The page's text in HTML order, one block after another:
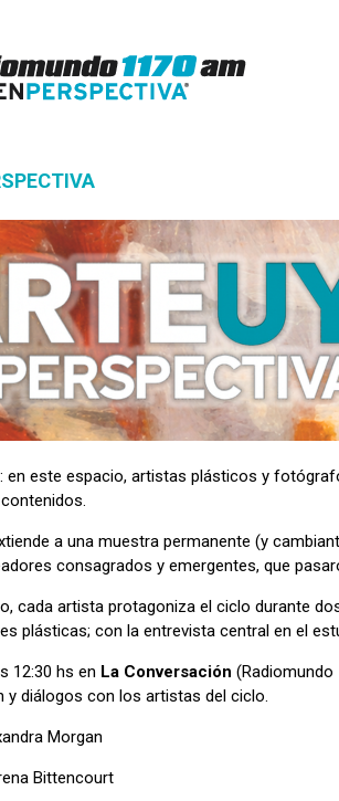
en este espacio, artistas plásticos y
a una muestra permanente (y
consagrados y emergentes, que
cada artista protagoniza el ciclo durante
plásticas; con la entrevista central en el
12:30 hs en La Conversación
y diálogos con los artistas del ciclo.
Morgan
Bittencourt